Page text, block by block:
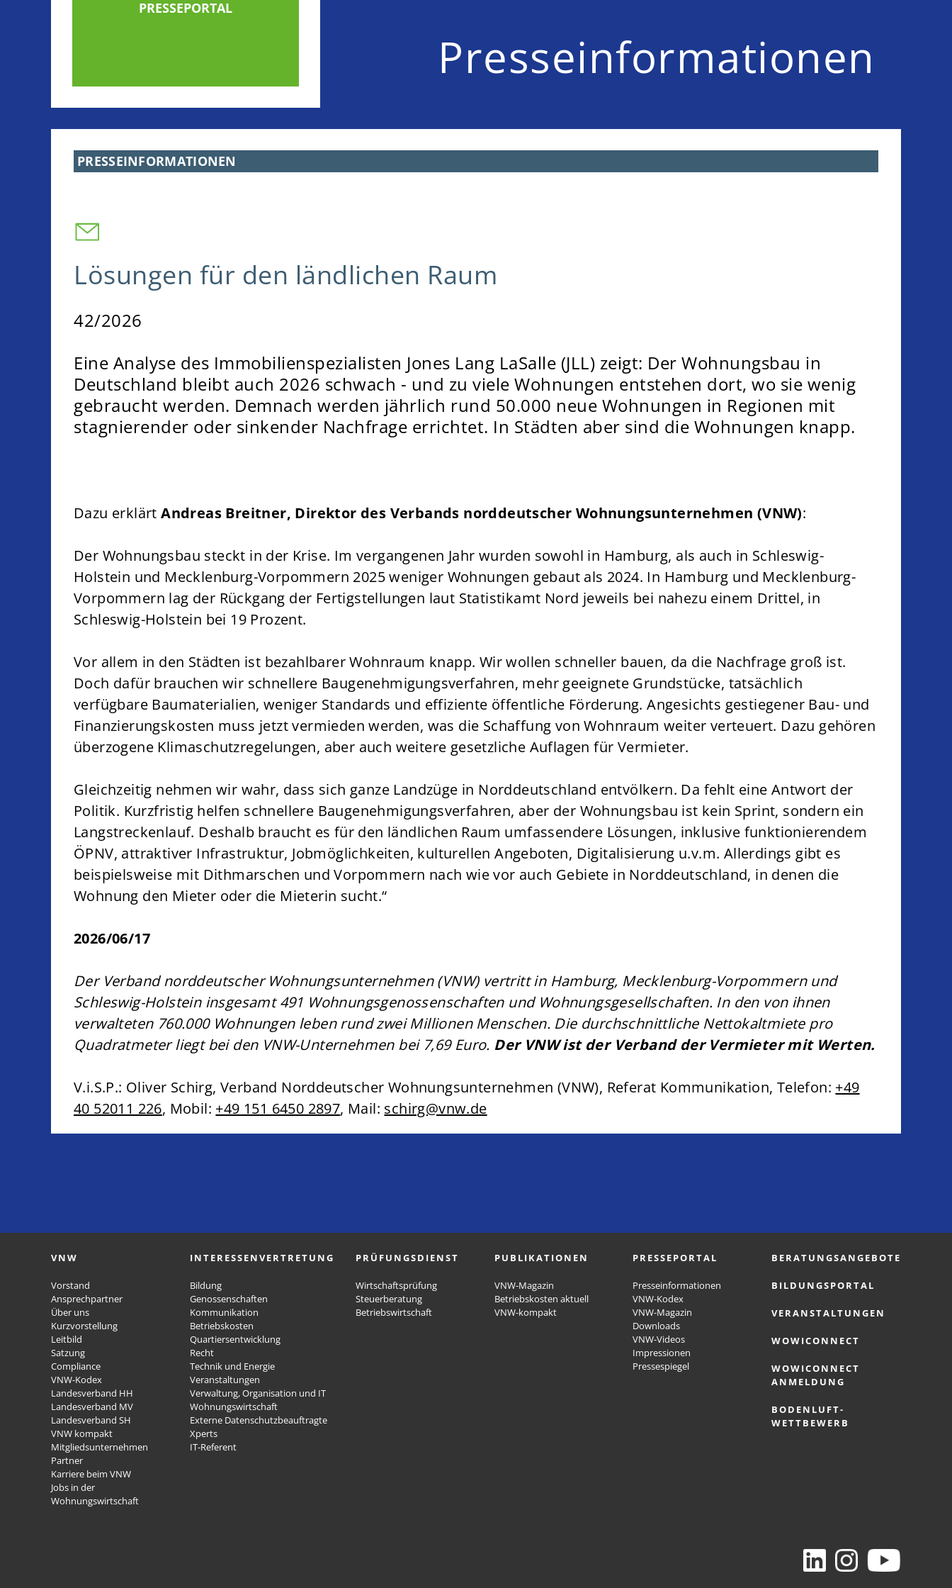
PRESSEPORTAL
Presseinformationen
PRESSEINFORMATIONEN
Lösungen für den ländlichen Raum
42/2026
Eine Analyse des Immobilienspezialisten Jones Lang LaSalle (JLL) zeigt: Der Wohnungsbau in
Deutschland bleibt auch 2026 schwach - und zu viele Wohnungen entstehen dort, wo sie wenig
gebraucht werden. Demnach werden jährlich rund 50.000 neue Wohnungen in Regionen mit
stagnierender oder sinkender Nachfrage errichtet. In Städten aber sind die Wohnungen knapp.
Dazu erklärtAndreas Breitner, Direktor des Verbands norddeutscher Wohnungsunternehmen (VNW):
Der Wohnungsbau steckt in der Krise. Im vergangenen Jahr wurden sowohl in Hamburg, als auch in Schleswig-
Holstein und Mecklenburg-Vorpommern 2025 weniger Wohnungen gebaut als 2024. In Hamburg und Mecklenburg-
Vorpommern lag der Rückgang der Fertigstellungen laut Statistikamt Nord jeweils bei nahezu einem Drittel, in
Schleswig-Holstein bei 19 Prozent.
Vor allem in den Städten ist bezahlbarer Wohnraum knapp. Wir wollen schneller bauen, da die Nachfrage groß ist.
Doch dafür brauchen wir schnellere Baugenehmigungsverfahren, mehr geeignete Grundstücke, tatsächlich
verfügbare Baumaterialien, weniger Standards und effiziente öffentliche Förderung. Angesichts gestiegener Bau- und
Finanzierungskosten muss jetzt vermieden werden, was die Schaffung von Wohnraum weiter verteuert. Dazu gehören
überzogene Klimaschutzregelungen, aber auch weitere gesetzliche Auflagen für Vermieter.
Gleichzeitig nehmen wir wahr, dass sich ganze Landzüge in Norddeutschland entvölkern. Da fehlt eine Antwort der
Politik. Kurzfristig helfen schnellere Baugenehmigungsverfahren, aber der Wohnungsbau ist kein Sprint, sondern ein
Langstreckenlauf. Deshalb braucht es für den ländlichen Raum umfassendere Lösungen, inklusive funktionierendem
ÖPNV, attraktiver Infrastruktur, Jobmöglichkeiten, kulturellen Angeboten, Digitalisierung u.v.m. Allerdings gibt es
beispielsweise mit Dithmarschen und Vorpommern nach wie vor auch Gebiete in Norddeutschland, in denen die
Wohnung den Mieter oder die Mieterin sucht.“
2026/06/17
Der Verband norddeutscher Wohnungsunternehmen (VNW) vertritt in Hamburg, Mecklenburg-Vorpommern und
Schleswig-Holstein insgesamt 491 Wohnungsgenossenschaften und Wohnungsgesellschaften. In den von ihnen
verwalteten 760.000 Wohnungen leben rund zwei Millionen Menschen. Die durchschnittliche Nettokaltmiete pro
Quadratmeter liegt bei den VNW-Unternehmen bei 7,69 Euro. Der VNW ist der Verband der Vermieter mit Werten.
V.i.S.P.: Oliver Schirg, Verband Norddeutscher Wohnungsunternehmen (VNW), Referat Kommunikation, Telefon: +49
40 52011 226, Mobil: +49 151 6450 2897, Mail: schirg@vnw.de
VNW
Vorstand
Ansprechpartner
Über uns
Kurzvorstellung
Leitbild
Satzung
Compliance
VNW-Kodex
Landesverband HH
Landesverband MV
Landesverband SH
VNW kompakt
Mitgliedsunternehmen
Partner
Karriere beim VNW
Jobs in der
Wohnungswirtschaft
INTERESSENVERTRETUNG
Bildung
Genossenschaften
Kommunikation
Betriebskosten
Quartiersentwicklung
Recht
Technik und Energie
Veranstaltungen
Verwaltung, Organisation und IT
Wohnungswirtschaft
Externe Datenschutzbeauftragte
Xperts
IT-Referent
PRÜFUNGSDIENST
Wirtschaftsprüfung
Steuerberatung
Betriebswirtschaft
PUBLIKATIONEN
VNW-Magazin
Betriebskosten aktuell
VNW-kompakt
PRESSEPORTAL
Presseinformationen
VNW-Kodex
VNW-Magazin
Downloads
VNW-Videos
Impressionen
Pressespiegel
BERATUNGSANGEBOTE
BILDUNGSPORTAL
VERANSTALTUNGEN
WOWICONNECT
WOWICONNECT
ANMELDUNG
BODENLUFT-
WETTBEWERB